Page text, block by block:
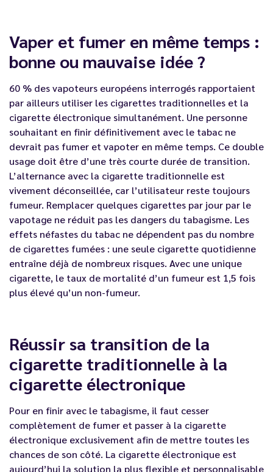
Vaper et fumer en même temps :
bonne ou mauvaise idée ?
60 % des vapoteurs européens interrogés rapportaient
par ailleurs utiliser les cigarettes traditionnelles et la
cigarette électronique simultanément. Une personne
souhaitant en finir définitivement avec le tabac ne
devrait pas fumer et vapoter en même temps. Ce double
usage doit être d’une très courte durée de transition.
L’alternance avec la cigarette traditionnelle est
vivement déconseillée, car l’utilisateur reste toujours
fumeur. Remplacer quelques cigarettes par jour par le
vapotage ne réduit pas les dangers du tabagisme. Les
effets néfastes du tabac ne dépendent pas du nombre
de cigarettes fumées : une seule cigarette quotidienne
entraîne déjà de nombreux risques. Avec une unique
cigarette, le taux de mortalité d’un fumeur est 1,5 fois
plus élevé qu’un non-fumeur.
Réussir sa transition de la
cigarette traditionnelle à la
cigarette électronique
Pour en finir avec le tabagisme, il faut cesser
complètement de fumer et passer à la cigarette
électronique exclusivement afin de mettre toutes les
chances de son côté. La cigarette électronique est
aujourd’hui la solution la plus flexible et personnalisable